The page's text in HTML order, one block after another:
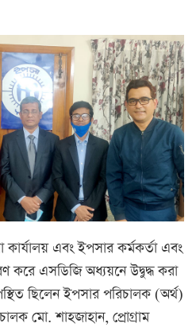
কার্যালয় এবং ইপসার কর্মকর্তা এবং
করে এসডিজি অধ্যয়নে উদ্বুদ্ধ করা
ছিলেন ইপসার পরিচালক (অর্থ)
মো. শাহজাহান, প্রোগ্রাম